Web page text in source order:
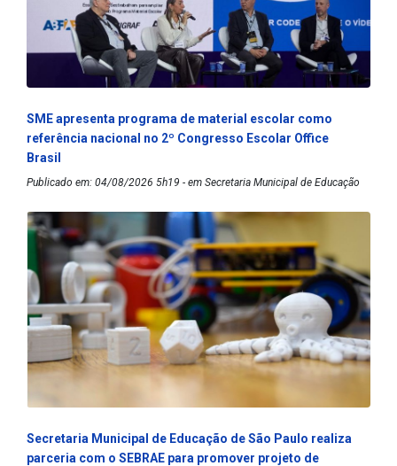
SME apresenta programa de material escolar como
referência nacional no 2º Congresso Escolar Office
Brasil
Publicado em: 04/08/2026 5h19 - em Secretaria Municipal de Educação
Secretaria Municipal de Educação de São Paulo realiza
parceria com o SEBRAE para promover projeto de